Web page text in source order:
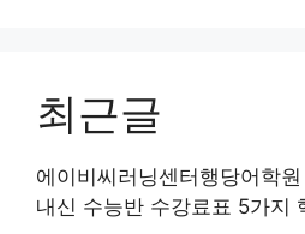
최근글
에이비씨러닝센터행당어학
내신 수능반 수강료표 5가지